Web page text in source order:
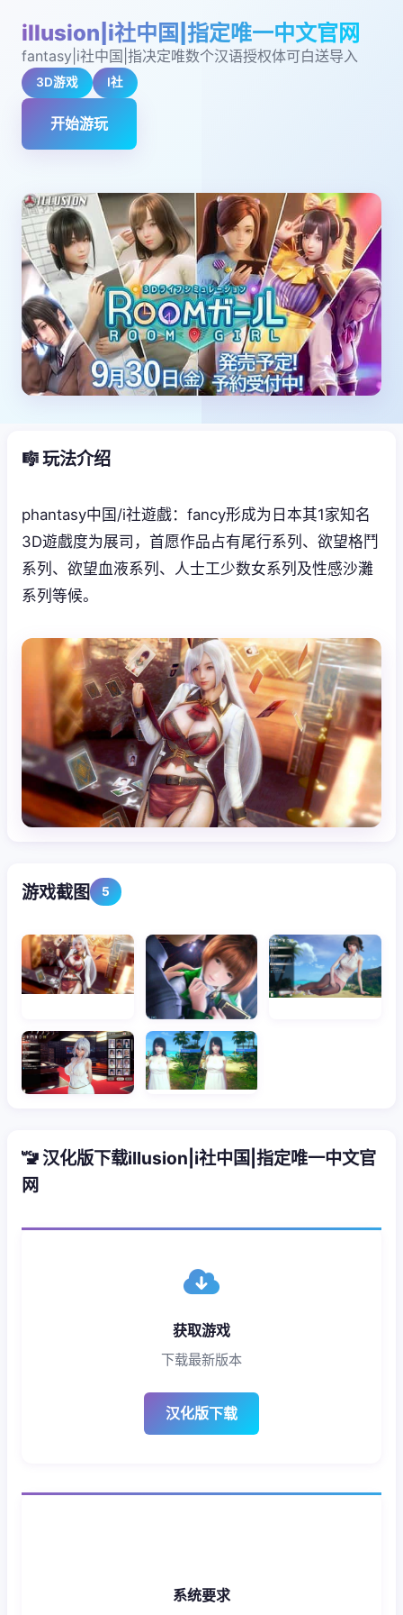
illusion|i社中国|指定唯一中文官网
fantasy|i社中国|指决定唯数个汉语授权体可白送导入
3D游戏 I社
开始游玩
🎼 玩法介绍
phantasy中国/i社遊戲：fancy形成为日本其1家知名
3D遊戲度为展司，首愿作品占有尾行系列、欲望格鬥
系列、欲望血液系列、人士工少数女系列及性感沙灘
系列等候。
游戏截图 5
🚾 汉化版下载illusion|i社中国|指定唯一中文官
网
获取游戏
下载最新版本
汉化版下载
系统要求